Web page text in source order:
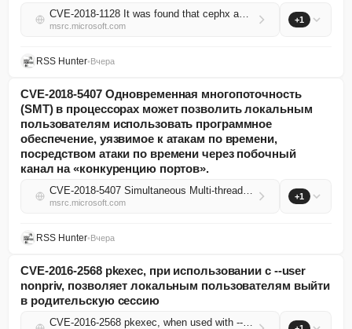
CVE-2018-1128 It was found that cephx authentication protocol did not verify ceph clients correctly and was vulnerable to replay attack. Any attacker having access to ceph cluster network who is able to sniff packets on network can use this vulnerabi...
msrc.microsoft.com
+1
RSS Hunter•Вчера
CVE-2018-5407 Одновременная многопоточность
(SMT) в процессорах может позволить локальным
пользователям использовать программное
обеспечение, уязвимое к атакам по времени,
посредством атаки по времени через побочный
канал на «конкуренцию портов».
CVE-2018-5407 Simultaneous Multi-threading (SMT) in processors can enable local users to exploit software vulnerable to timing attacks via a side-channel timing attack on 'port contention'.
msrc.microsoft.com
+1
RSS Hunter•Вчера
CVE-2016-2568 pkexec, при использовании с --user
nonpriv, позволяет локальным пользователям выйти
в родительскую сессию
CVE-2016-2568 pkexec, when used with --user nonpriv, allows local users to escape to the parent session